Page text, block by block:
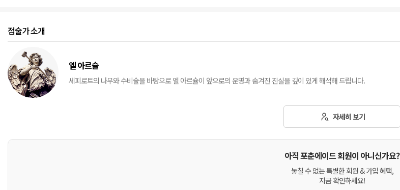
점술가 소개
엘 아르슐
세피로트의 나무와 수비술을 바탕으로 엘 아르슐이 앞으로의 운명과 숨겨진 진실을 깊이 있게 해석해 드립니다.
자세히 보기
아직 포춘에이드 회원이 아니신가요?
놓칠 수 없는 특별한 회원 & 가입 혜택,
지금 확인하세요!